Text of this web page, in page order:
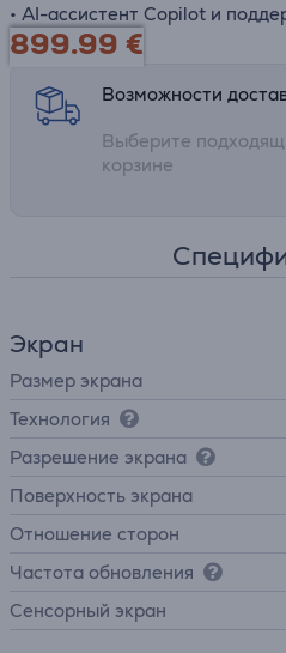
• AI-ассистент Copilot и
899.99 €
Возможности
Выберите
корзине
Экран
Размер экрана
Технология
Разрешение экрана
Поверхность экрана
Отношение сторон
Частота обновления
Cенсорный экран